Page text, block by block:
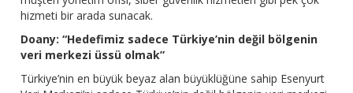
hizmeti bir arada sunacak.
Doany: “Hedefimiz sadece Türkiye’nin değil bölgenin
veri merkezi üssü olmak”
Türkiye’nin en büyük beyaz alan büyüklüğüne sahip Esenyurt